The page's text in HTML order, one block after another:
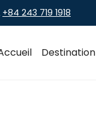
+84 243 719 1918
Destination